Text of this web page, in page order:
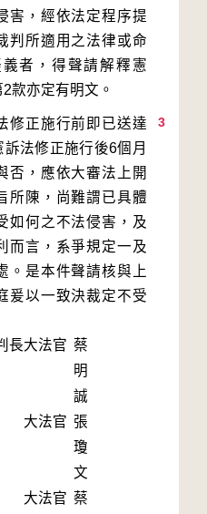
害，經依法定程序提
判所適用之法律或命
者，得聲請解釋憲
3
修正施行前即已送達
法修正施行後6個月
否，應依大審法上開
所陳，尚難謂已具體
如何之不法侵害，及
而言，系爭規定一及
。是本件聲請核與上
爰以一致決裁定不受
長大法官 蔡
明
誠
大法官 張
瓊
文
大法官 蔡